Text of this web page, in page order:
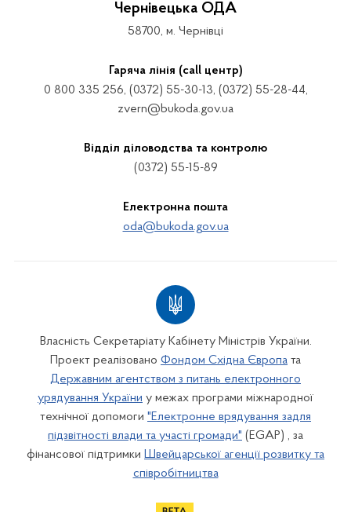
Чернівецька ОДА
58700, м. Чернівці
Гаряча лінія (call центр)
0 800 335 256, (0372) 55-30-13, (0372) 55-28-44,
zvern@bukoda.gov.ua
Відділ діловодства та контролю
(0372) 55-15-89
Електронна пошта
oda@bukoda.gov.ua
Власність Секретаріату Кабінету Міністрів України.
Проект реалізовано Фондом Східна Європа та
Державним агентством з питань електронного
урядування України у межах програми міжнародної
технічної допомоги "Електронне врядування задля
підзвітності влади та участі громади" (EGAP) , за
фінансової підтримки Швейцарської агенції розвитку та
співробітництва